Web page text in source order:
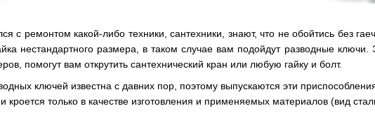
с ремонтом какой-либо техники, сантехники, знают, что не обойтись без
нестандартного размера, в таком случае вам подойдут разводные
помогут вам открутить сантехнический кран или любую гайку и болт.
ключей известна с давних пор, поэтому выпускаются эти
только в качестве изготовления и применяемых материалов (вид